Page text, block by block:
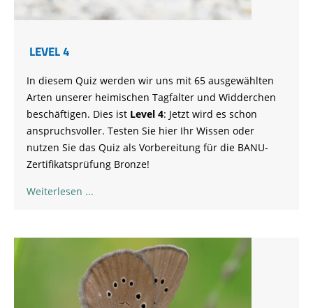
LEVEL 4
In diesem Quiz werden wir uns mit 65 ausgewählten
Arten unserer heimischen Tagfalter und Widderchen
beschäftigen. Dies ist Level 4: Jetzt wird es schon
anspruchsvoller. Testen Sie hier Ihr Wissen oder
nutzen Sie das Quiz als Vorbereitung für die BANU-
Zertifikatsprüfung Bronze!
Weiterlesen